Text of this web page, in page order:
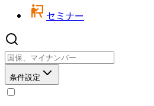
セミナー
条件設定